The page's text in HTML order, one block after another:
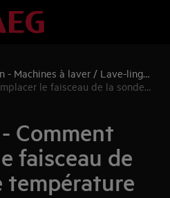
- Machines à laver / Lave-linge
le faisceau de la sonde
Comment
faisceau de
température